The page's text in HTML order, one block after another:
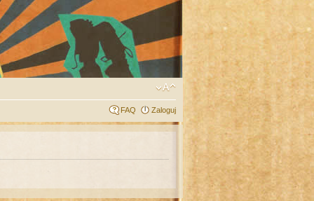
FAQ Zaloguj